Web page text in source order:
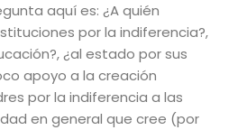
aquí es: ¿A quién
por la indiferencia?,
¿al estado por sus
apoyo a la creación
por la indiferencia a las
en general que cree (por